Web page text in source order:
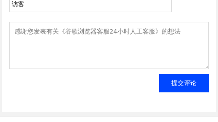
提交评论